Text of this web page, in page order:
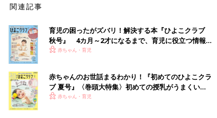
まだ１才なので、大人になったらほとんど覚えてないだろうなと
思いつつも、この子の中に、「節分の日はお家で豆をまいたな
ー」とか、「大晦日はうちはみんなで紅白見るんだよねー」と
か、そういう記憶を残してあげたいなあと思うのです。
えないのですが、こういうのが、子どもにとっての家族の思い出
になったりするのかなーという感覚があるんですよね。
関連記事
育児の困ったがズバリ！解決する本『ひよこクラブ
秋号』 4カ月～2才になるまで、育児に役立つ情報が
いっぱい！
赤ちゃん・育児
赤ちゃんのお世話まるわかり！『初めてのひよこクラ
ブ 夏号』〈巻頭大特集〉初めての授乳がうまくい
く！ おっぱい・ミルクの基本と夏のトラブル 解決テ
赤ちゃん・育児